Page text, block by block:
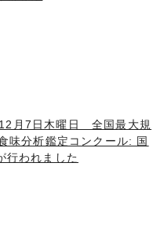
12月7日木曜日 全国最大規
味分析鑑定コンクール: 国
行われました